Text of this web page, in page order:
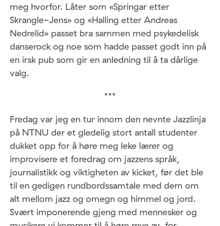
meg hvorfor. Låter som «Springar etter
Skrangle-Jens» og «Halling etter Andreas
Nedrelid» passet bra sammen med psykedelisk
danserock og noe som hadde passet godt inn på
en irsk pub som gir en anledning til å ta dårlige
valg.
***
Fredag var jeg en tur innom den nevnte Jazzlinja
på NTNU der et gledelig stort antall studenter
dukket opp for å høre meg leke lærer og
improvisere et foredrag om jazzens språk,
journalistikk og viktigheten av kicket, før det ble
til en gedigen rundbordssamtale med dem om
alt mellom jazz og omegn og himmel og jord.
Svært imponerende gjeng med mennesker og